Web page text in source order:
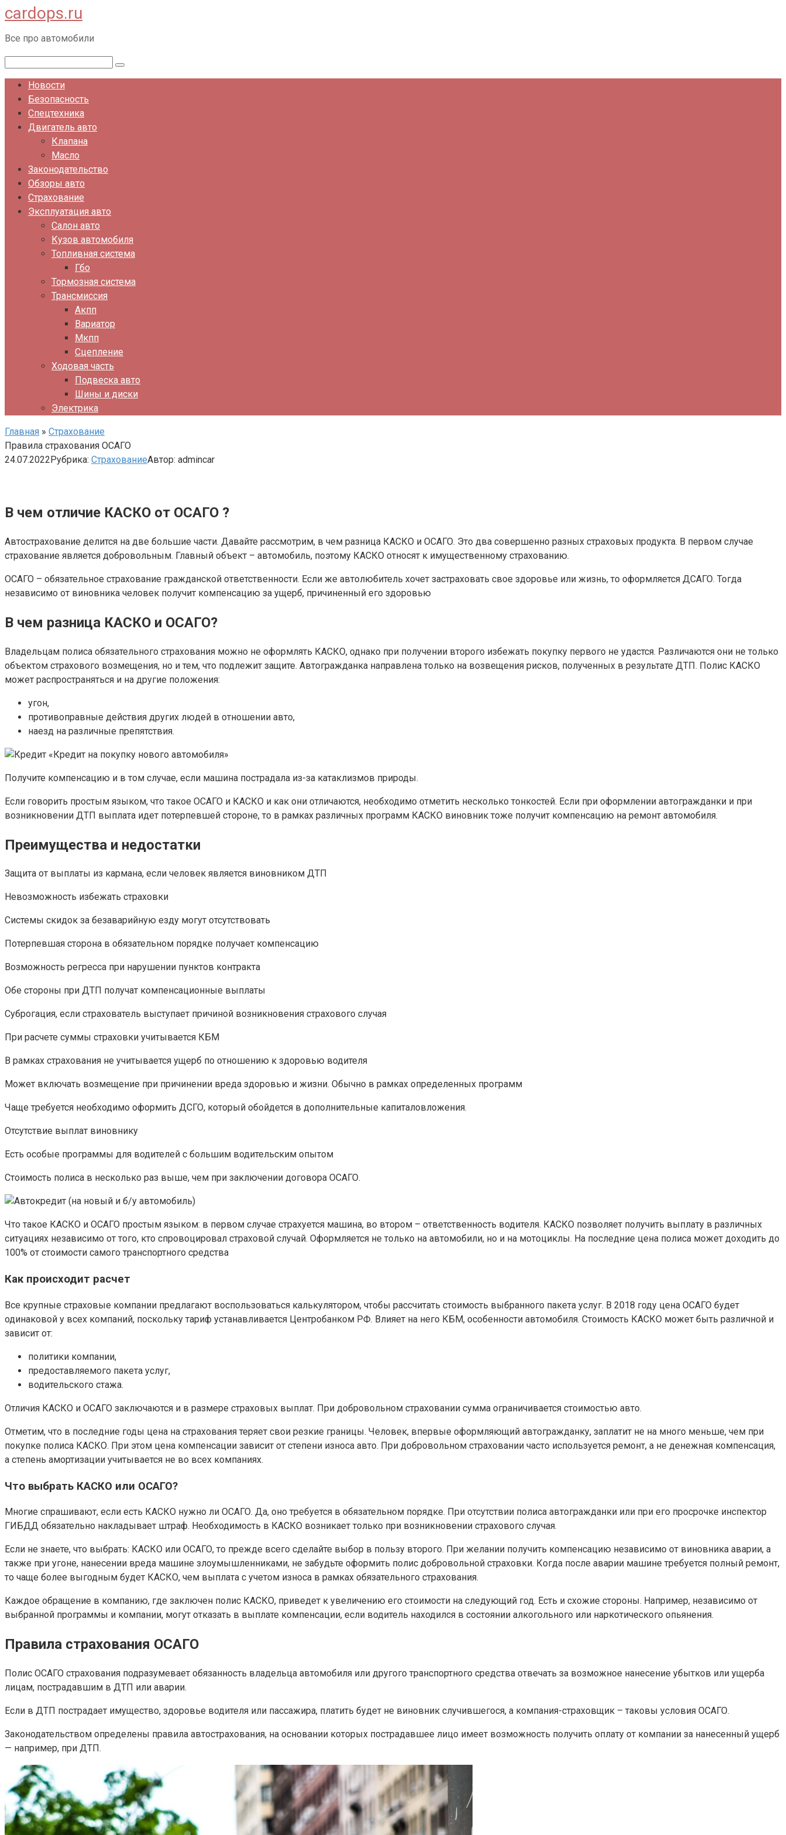
Перейти
к
контенту
cardops.ru
Все про автомобили
Новости
Безопасность
Спецтехника
Двигатель авто
Клапана
Масло
Законодательство
Обзоры авто
Страхование
Эксплуатация авто
Салон авто
Кузов автомобиля
Топливная система
Гбо
Тормозная система
Трансмиссия
Акпп
Вариатор
Мкпп
Сцепление
Ходовая часть
Подвеска авто
Шины и диски
Электрика
Главная » Страхование
Правила страхования ОСАГО
24.07.2022Рубрика: СтрахованиеАвтор: admincar
В чем отличие КАСКО от ОСАГО ?
Автострахование делится на две большие части. Давайте рассмотрим, в чем разница КАСКО и ОСАГО. Это два совершенно разных страховых продукта. В первом случае
страхование является добровольным. Главный объект – автомобиль, поэтому КАСКО относят к имущественному страхованию.
ОСАГО – обязательное страхование гражданской ответственности. Если же автолюбитель хочет застраховать свое здоровье или жизнь, то оформляется ДСАГО. Тогда
независимо от виновника человек получит компенсацию за ущерб, причиненный его здоровью
В чем разница КАСКО и ОСАГО?
Владельцам полиса обязательного страхования можно не оформлять КАСКО, однако при получении второго избежать покупку первого не удастся. Различаются они не только
объектом страхового возмещения, но и тем, что подлежит защите. Автогражданка направлена только на возвещения рисков, полученных в результате ДТП. Полис КАСКО
может распространяться и на другие положения:
угон,
противоправные действия других людей в отношении авто,
наезд на различные препятствия.
Получите компенсацию и в том случае, если машина пострадала из-за катаклизмов природы.
Если говорить простым языком, что такое ОСАГО и КАСКО и как они отличаются, необходимо отметить несколько тонкостей. Если при оформлении автогражданки и при
возникновении ДТП выплата идет потерпевшей стороне, то в рамках различных программ КАСКО виновник тоже получит компенсацию на ремонт автомобиля.
Преимущества и недостатки
Защита от выплаты из кармана, если человек является виновником ДТП
Невозможность избежать страховки
Системы скидок за безаварийную езду могут отсутствовать
Потерпевшая сторона в обязательном порядке получает компенсацию
Возможность регресса при нарушении пунктов контракта
Обе стороны при ДТП получат компенсационные выплаты
Суброгация, если страхователь выступает причиной возникновения страхового случая
При расчете суммы страховки учитывается КБМ
В рамках страхования не учитывается ущерб по отношению к здоровью водителя
Может включать возмещение при причинении вреда здоровью и жизни. Обычно в рамках определенных программ
Чаще требуется необходимо оформить ДСГО, который обойдется в дополнительные капиталовложения.
Отсутствие выплат виновнику
Есть особые программы для водителей с большим водительским опытом
Стоимость полиса в несколько раз выше, чем при заключении договора ОСАГО.
Что такое КАСКО и ОСАГО простым языком: в первом случае страхуется машина, во втором – ответственность водителя. КАСКО позволяет получить выплату в различных
ситуациях независимо от того, кто спровоцировал страховой случай. Оформляется не только на автомобили, но и на мотоциклы. На последние цена полиса может доходить до
100% от стоимости самого транспортного средства
Как происходит расчет
Все крупные страховые компании предлагают воспользоваться калькулятором, чтобы рассчитать стоимость выбранного пакета услуг. В 2018 году цена ОСАГО будет
одинаковой у всех компаний, поскольку тариф устанавливается Центробанком РФ. Влияет на него КБМ, особенности автомобиля. Стоимость КАСКО может быть различной и
зависит от:
политики компании,
предоставляемого пакета услуг,
водительского стажа.
Отличия КАСКО и ОСАГО заключаются и в размере страховых выплат. При добровольном страховании сумма ограничивается стоимостью авто.
Отметим, что в последние годы цена на страхования теряет свои резкие границы. Человек, впервые оформляющий автогражданку, заплатит не на много меньше, чем при
покупке полиса КАСКО. При этом цена компенсации зависит от степени износа авто. При добровольном страховании часто используется ремонт, а не денежная компенсация,
а степень амортизации учитывается не во всех компаниях.
Что выбрать КАСКО или ОСАГО?
Многие спрашивают, если есть КАСКО нужно ли ОСАГО. Да, оно требуется в обязательном порядке. При отсутствии полиса автогражданки или при его просрочке инспектор
ГИБДД обязательно накладывает штраф. Необходимость в КАСКО возникает только при возникновении страхового случая.
Если не знаете, что выбрать: КАСКО или ОСАГО, то прежде всего сделайте выбор в пользу второго. При желании получить компенсацию независимо от виновника аварии, а
также при угоне, нанесении вреда машине злоумышленниками, не забудьте оформить полис добровольной страховки. Когда после аварии машине требуется полный ремонт,
то чаще более выгодным будет КАСКО, чем выплата с учетом износа в рамках обязательного страхования.
Каждое обращение в компанию, где заключен полис КАСКО, приведет к увеличению его стоимости на следующий год. Есть и схожие стороны. Например, независимо от
выбранной программы и компании, могут отказать в выплате компенсации, если водитель находился в состоянии алкогольного или наркотического опьянения.
Правила страхования ОСАГО
Полис ОСАГО страхования подразумевает обязанность владельца автомобиля или другого транспортного средства отвечать за возможное нанесение убытков или ущерба
лицам, пострадавшим в ДТП или аварии.
Если в ДТП пострадает имущество, здоровье водителя или пассажира, платить будет не виновник случившегося, а компания-страховщик – таковы условия ОСАГО.
Законодательством определены правила автострахования, на основании которых пострадавшее лицо имеет возможность получить оплату от компании за нанесенный ущерб
— например, при ДТП.